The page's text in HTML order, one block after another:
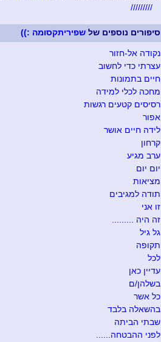
/////////
סיפורים נוספים של שפיריתקסומה :))
נקודה אל-חזור
עצרתי כדי לחשוב
חיים בתמונות
מחכה לכלי למידה
רסיסים קטעים רגשות
אפור
לידה חיים אושר
קרחון
ערב מגיע
יום יום
מציאות
תודה למגיבים
זו אני
זה היה .........
גל גיל
תקופה
לכל
עדיין כאן
בשלהן/ם
כל אשר
בהשאלה בלבד
שבתי הביתה
לפני ההבטחה......